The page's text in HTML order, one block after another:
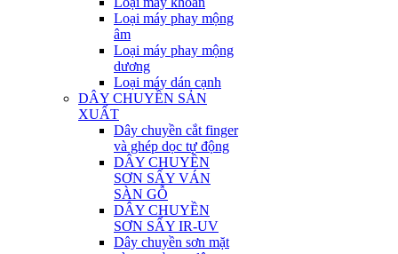
Loại máy phay mộng
âm
Loại máy phay mộng
dương
Loại máy dán cạnh
DÂY CHUYỀN SẢN
XUẤT
Dây chuyền cắt finger
và ghép dọc tự động
DÂY CHUYỀN
SƠN SẤY VÁN
SÀN GỖ
DÂY CHUYỀN
SƠN SẤY IR-UV
Dây chuyền sơn mặt